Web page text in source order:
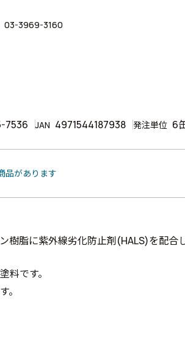
03-3969-3160
7536 JAN 4971544187938 発注単位 6
品があります
樹脂に紫外線劣化防止剤(HALS)を配合
料です。
。